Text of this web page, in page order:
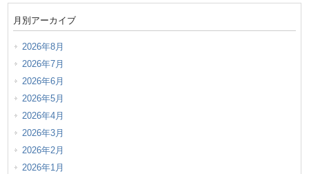
月別アーカイブ
2026年8月
2026年7月
2026年6月
2026年5月
2026年4月
2026年3月
2026年2月
2026年1月